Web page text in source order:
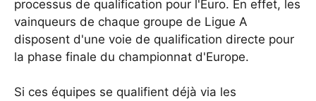
processus de qualification pour l'Euro. En effet, les
vainqueurs de chaque groupe de Ligue A
disposent d'une voie de qualification directe pour
la phase finale du championnat d'Europe.
Si ces équipes se qualifient déjà via les